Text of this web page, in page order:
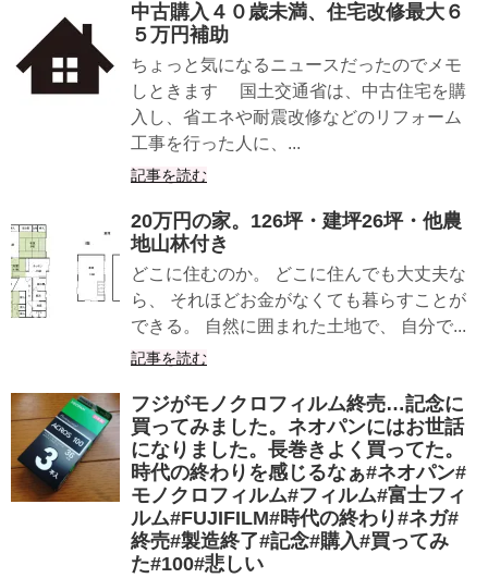
中古購入４０歳未満、住宅改修最大６
５万円補助
ちょっと気になるニュースだったのでメモ
しときます 国土交通省は、中古住宅を購
入し、省エネや耐震改修などのリフォーム
工事を行った人に、...
記事を読む
20万円の家。126坪・建坪26坪・他農
地山林付き
どこに住むのか。 どこに住んでも大丈夫な
ら、 それほどお金がなくても暮らすことが
できる。 自然に囲まれた土地で、 自分で...
記事を読む
フジがモノクロフィルム終売…記念に
買ってみました。ネオパンにはお世話
になりました。長巻きよく買ってた。
時代の終わりを感じるなぁ#ネオパン#
モノクロフィルム#フィルム#富士フィ
ルム#FUJIFILM#時代の終わり#ネガ#
終売#製造終了#記念#購入#買ってみ
た#100#悲しい